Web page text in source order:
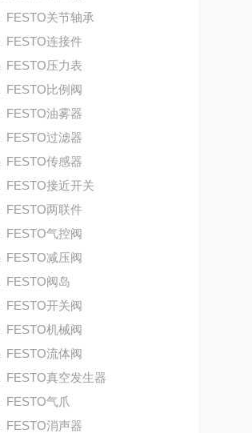
FESTO关节轴承
FESTO连接件
FESTO压力表
FESTO比例阀
FESTO油雾器
FESTO过滤器
FESTO传感器
FESTO接近开关
FESTO两联件
FESTO气控阀
FESTO减压阀
FESTO阀岛
FESTO开关阀
FESTO机械阀
FESTO流体阀
FESTO真空发生器
FESTO气爪
FESTO消声器